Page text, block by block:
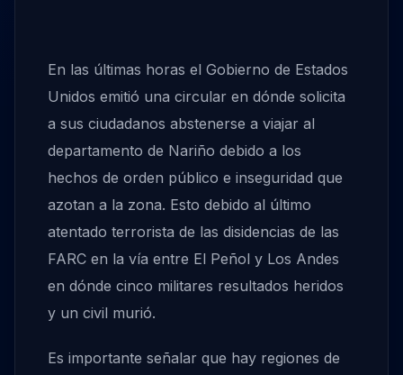
En las últimas horas el Gobierno de Estados
Unidos emitió una circular en dónde solicita
a sus ciudadanos abstenerse a viajar al
departamento de Nariño debido a los
hechos de orden público e inseguridad que
azotan a la zona. Esto debido al último
atentado terrorista de las disidencias de las
FARC en la vía entre El Peñol y Los Andes
en dónde cinco militares resultados heridos
y un civil murió.
Es importante señalar que hay regiones de